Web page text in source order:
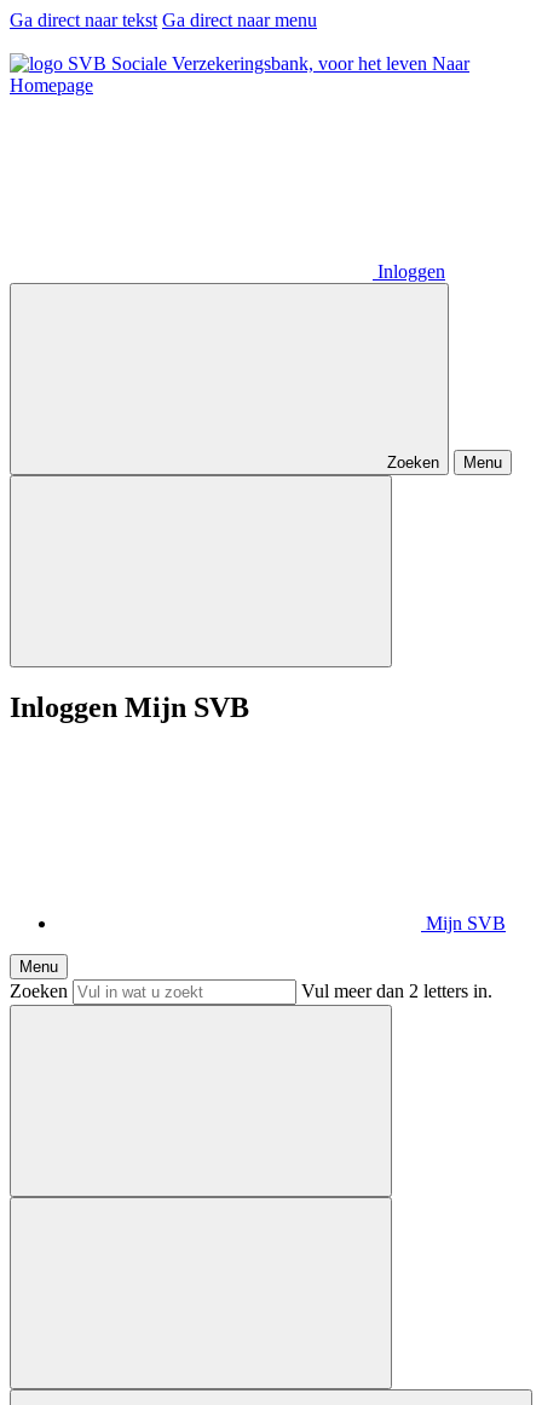
Ga direct naar tekst Ga direct naar menu
Naar
Homepage
Inloggen
Zoeken Menu
Inloggen Mijn SVB
Mijn SVB
Menu
Zoeken Vul meer dan 2 letters in.